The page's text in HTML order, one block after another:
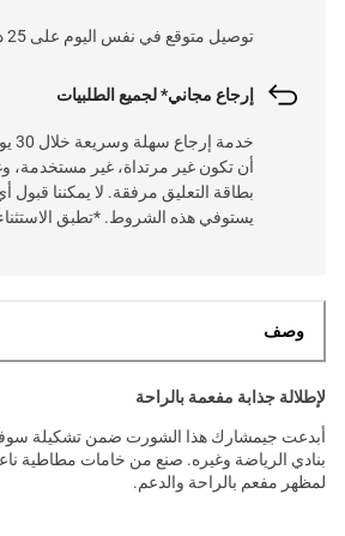
توصيل متوقع في نفس اليوم على 25 د.ك
إرجاع مجاني* لجميع الطلبيات
أن تكون غير مرتداة، غير مستخدمة،
بطاقة التعليق مرفقة. لا يمكننا قبول
يستوفي هذه الشروط. *تطبق
وصف
لإطلالة جذابة مفعمة بالراحة
أبدعت جيمشارك هذا الشورت ضمن تشكيلة
بنادي الرياضة وغيره. صنع من خامات مطاطية
لمظهر مفعم بالراحة والدعم.